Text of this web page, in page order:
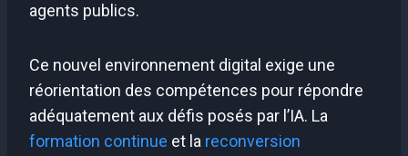
agents publics.
Ce nouvel environnement digital exige une
réorientation des compétences pour répondre
adéquatement aux défis posés par l’IA. La
formation continue et la reconversion